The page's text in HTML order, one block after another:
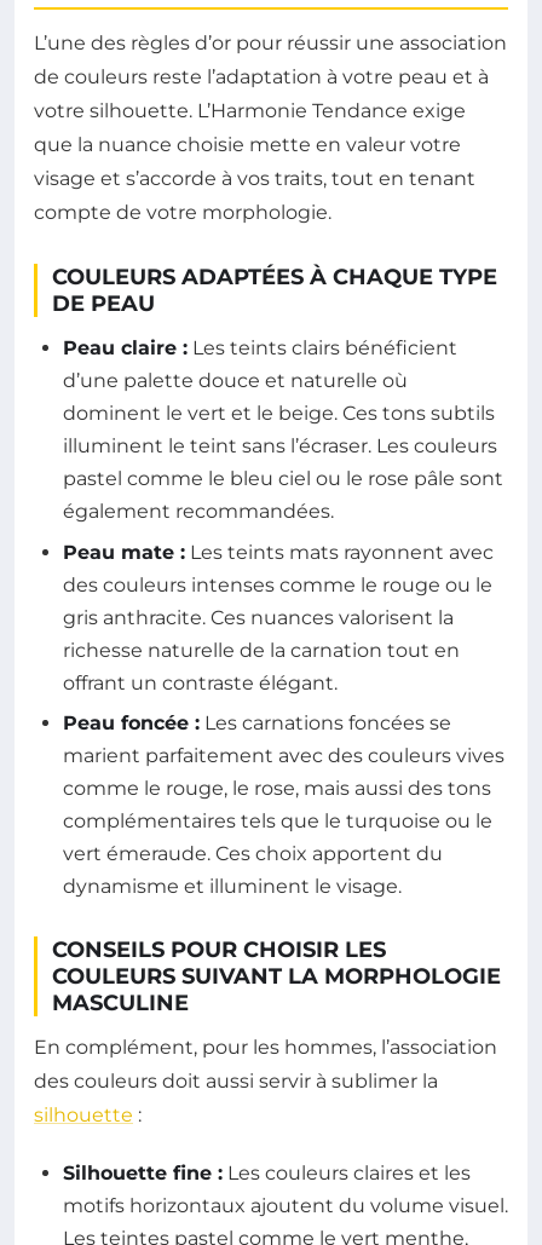
L’une des règles d’or pour réussir une association
de couleurs reste l’adaptation à votre peau et à
votre silhouette. L’Harmonie Tendance exige
que la nuance choisie mette en valeur votre
visage et s’accorde à vos traits, tout en tenant
compte de votre morphologie.
COULEURS ADAPTÉES À CHAQUE TYPE
DE PEAU
Peau claire : Les teints clairs bénéficient
d’une palette douce et naturelle où
dominent le vert et le beige. Ces tons subtils
illuminent le teint sans l’écraser. Les couleurs
pastel comme le bleu ciel ou le rose pâle sont
également recommandées.
Peau mate : Les teints mats rayonnent avec
des couleurs intenses comme le rouge ou le
gris anthracite. Ces nuances valorisent la
richesse naturelle de la carnation tout en
offrant un contraste élégant.
Peau foncée : Les carnations foncées se
marient parfaitement avec des couleurs vives
comme le rouge, le rose, mais aussi des tons
complémentaires tels que le turquoise ou le
vert émeraude. Ces choix apportent du
dynamisme et illuminent le visage.
CONSEILS POUR CHOISIR LES
COULEURS SUIVANT LA MORPHOLOGIE
MASCULINE
En complément, pour les hommes, l’association
des couleurs doit aussi servir à sublimer la
silhouette :
Silhouette fine : Les couleurs claires et les
motifs horizontaux ajoutent du volume visuel.
Les teintes pastel comme le vert menthe,